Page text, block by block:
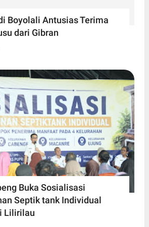
Boyolali Antusias Terima
dari Gibran
Buka Sosialisasi
Septik tank Individual
Lilirilau